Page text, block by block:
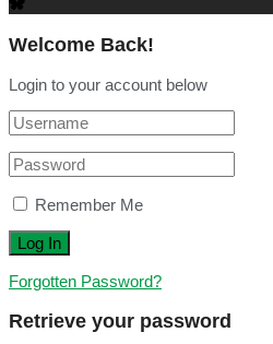
Welcome Back!
Login to your account below
Remember Me
Forgotten Password?
Retrieve your password